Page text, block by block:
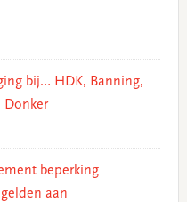
bij… HDK, Banning,
Donker
beperking
aan